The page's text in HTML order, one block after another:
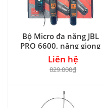
Bộ Micro đa năng JBL
PRO 6600, nâng giọng
và chống hú
Liên hệ
829.000₫